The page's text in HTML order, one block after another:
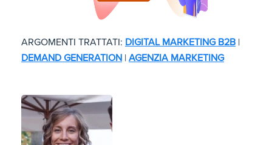
ARGOMENTI TRATTATI: DIGITAL MARKETING B2B |
DEMAND GENERATION | AGENZIA MARKETING